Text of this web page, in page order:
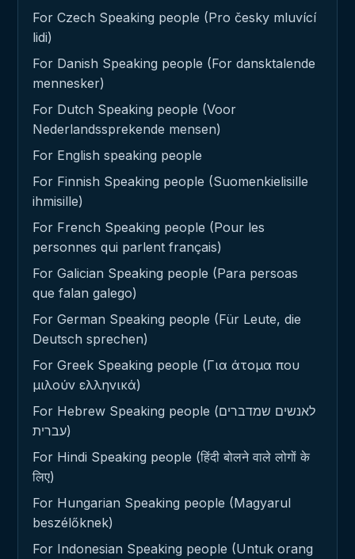
For Czech Speaking people (Pro česky mluvící
lidi)
For Danish Speaking people (For dansktalende
mennesker)
For Dutch Speaking people (Voor
Nederlandssprekende mensen)
For English speaking people
For Finnish Speaking people (Suomenkielisille
ihmisille)
For French Speaking people (Pour les
personnes qui parlent français)
For Galician Speaking people (Para persoas
que falan galego)
For German Speaking people (Für Leute, die
Deutsch sprechen)
For Greek Speaking people (Για άτομα που
μιλούν ελληνικά)
For Hebrew Speaking people (לאנשים שמדברים
עברית)
For Hindi Speaking people (हिंदी बोलने वाले लोगों के
लिए)
For Hungarian Speaking people (Magyarul
beszélőknek)
For Indonesian Speaking people (Untuk orang